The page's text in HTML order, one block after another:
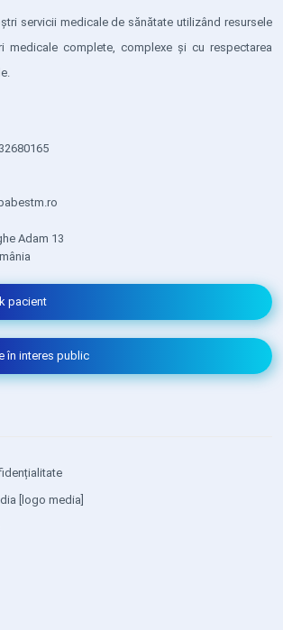
servicii medicale de sănătate utilizând resursele
medicale complete, complexe și cu respectarea
Adam 13
pacient
în interes public
[logo media]